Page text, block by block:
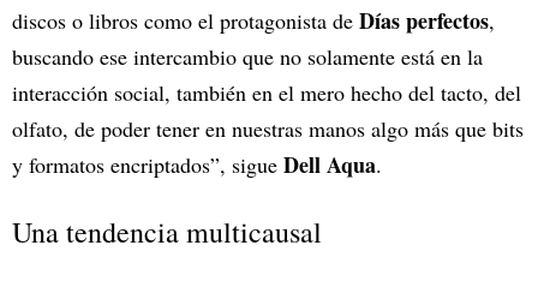
discos o libros como el protagonista de Días perfectos,
buscando ese intercambio que no solamente está en la
interacción social, también en el mero hecho del tacto, del
olfato, de poder tener en nuestras manos algo más que bits
y formatos encriptados”, sigue Dell Aqua.
Una tendencia multicausal